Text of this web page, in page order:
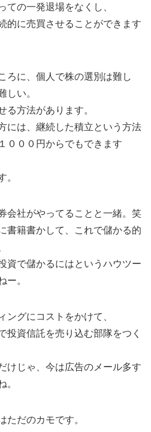
ての一発退場をなくし、
的に売買させることができます
ろに、個人で株の選別は難し
しい。
る方法があります。
には、継続した積立という方法
０００円からでもできます
。
会社がやってることと一緒。笑
書籍書かして、これで儲かる的
資で儲かるにはというハウツー
ー。
ングにコストをかけて、
投資信託を売り込む部隊をつく
けじゃ、今は広告のメール多す
。
ただのカモです。